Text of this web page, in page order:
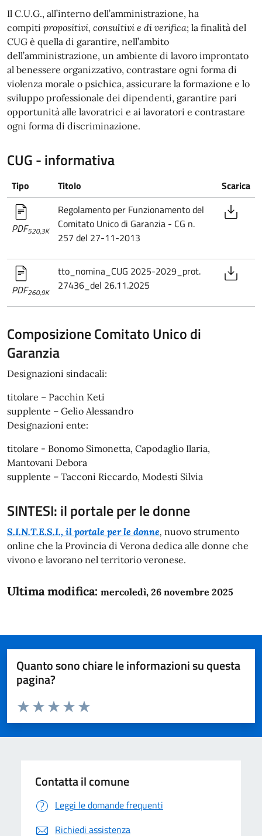
Il C.U.G., all’interno dell’amministrazione, ha
compiti propositivi, consultivi e di verifica; la finalità del
CUG è quella di garantire, nell’ambito
dell’amministrazione, un ambiente di lavoro improntato
al benessere organizzativo, contrastare ogni forma di
violenza morale o psichica, assicurare la formazione e lo
sviluppo professionale dei dipendenti, garantire pari
opportunità alle lavoratrici e ai lavoratori e contrastare
ogni forma di discriminazione.
CUG - informativa
Tipo Titolo Scarica
PDF520,3K
Regolamento per Funzionamento del
Comitato Unico di Garanzia - CG n.
257 del 27-11-2013
PDF260,9K
tto_nomina_CUG 2025-2029_prot.
27436_del 26.11.2025
Composizione Comitato Unico di
Garanzia
Designazioni sindacali:
titolare – Pacchin Keti
supplente – Gelio Alessandro
Designazioni ente:
titolare - Bonomo Simonetta, Capodaglio Ilaria,
Mantovani Debora
supplente – Tacconi Riccardo, Modesti Silvia
SINTESI: il portale per le donne
S.I.N.T.E.S.I., il portale per le donne, nuovo strumento
online che la Provincia di Verona dedica alle donne che
vivono e lavorano nel territorio veronese.
Ultima modifica: mercoledì, 26 novembre 2025
Quanto sono chiare le informazioni su questa
pagina?
Domanda
Valuta da 1 a 5 stelle la pagina
Valuta 5 stelle su 5
Valuta 4 stelle su 5
Valuta 3 stelle su 5
Valuta 2 stelle su 5
Valuta 1 stelle su 5
Contatta il comune
Leggi le domande frequenti
Richiedi assistenza